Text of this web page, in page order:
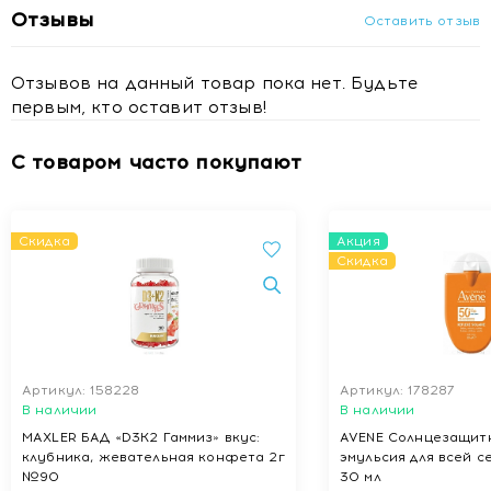
Отзывы Оставить отзыв
Отзывов на данный товар пока нет. Будьте
первым, кто оставит отзыв!
С товаром часто покупают
Скидка
Артикул: 158228
В наличии
MAXLER БАД «D3K2 Гаммиз» вкус:
клубника, жевательная конфета 2г
№90
Акция
Скидка
Артикул: 178287
В наличии
AVENE
эмульсия для всей
30 мл